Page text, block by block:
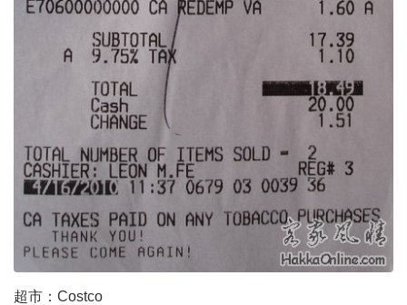
超市：Costco